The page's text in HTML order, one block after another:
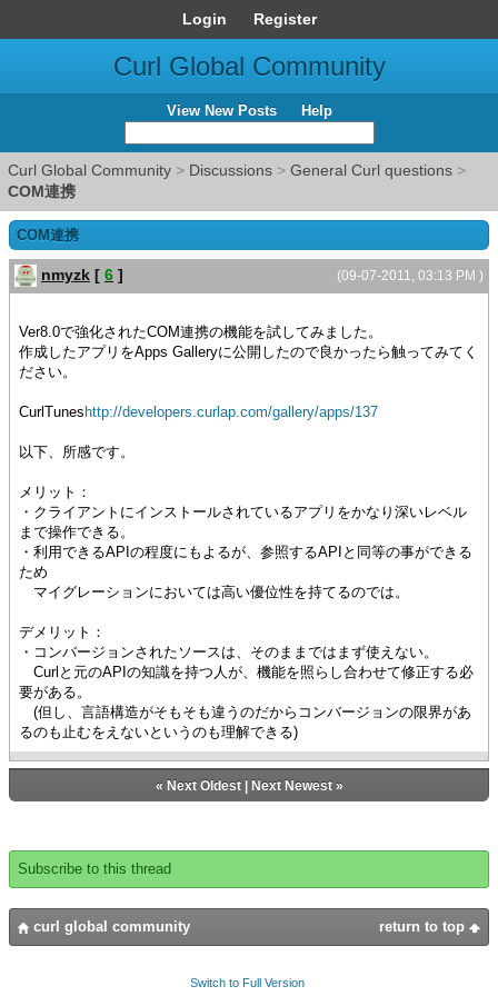
Login Register
Curl Global Community
View New Posts Help
Curl Global Community > Discussions > General Curl questions >
COM連携
COM連携
(09-07-2011, 03:13 PM )
nmyzk [ 6 ]
Ver8.0で強化されたCOM連携の機能を試してみました。
作成したアプリをApps Galleryに公開したので良かったら触ってみてく
ださい。
CurlTunes http://developers.curlap.com/gallery/apps/137
以下、所感です。
メリット：
・クライアントにインストールされているアプリをかなり深いレベル
まで操作できる。
・利用できるAPIの程度にもよるが、参照するAPIと同等の事ができる
ため
マイグレーションにおいては高い優位性を持てるのでは。
デメリット：
・コンバージョンされたソースは、そのままではまず使えない。
Curlと元のAPIの知識を持つ人が、機能を照らし合わせて修正する必
要がある。
(但し、言語構造がそもそも違うのだからコンバージョンの限界があ
るのも止むをえないというのも理解できる)
« Next Oldest| Next Newest»
Subscribe to this thread
return to top
curl global community
Switch to Full Version